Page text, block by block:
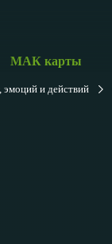
МАК карты
и действий